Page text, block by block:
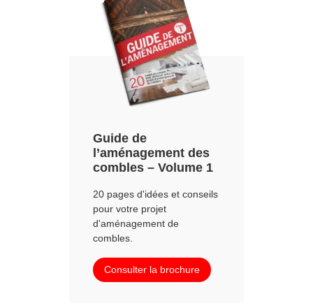
Guide de
l’aménagement des
combles – Volume 1
20 pages d'idées et conseils
pour votre projet
d'aménagement de
combles.
Consulter la brochure